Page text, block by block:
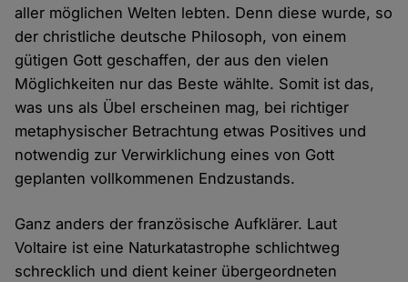
aller möglichen Welten lebten. Denn diese wurde, so
der christliche deutsche Philosoph, von einem
gütigen Gott geschaffen, der aus den vielen
Möglichkeiten nur das Beste wählte. Somit ist das,
was uns als Übel erscheinen mag, bei richtiger
metaphysischer Betrachtung etwas Positives und
notwendig zur Verwirklichung eines von Gott
geplanten vollkommenen Endzustands.
Ganz anders der französische Aufklärer. Laut
Voltaire ist eine Naturkatastrophe schlichtweg
schrecklich und dient keiner übergeordneten